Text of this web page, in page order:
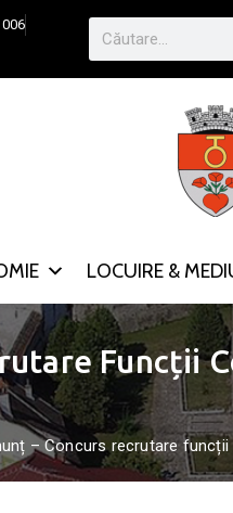
LOCUIRE &
Funcții
– Concurs recrutare